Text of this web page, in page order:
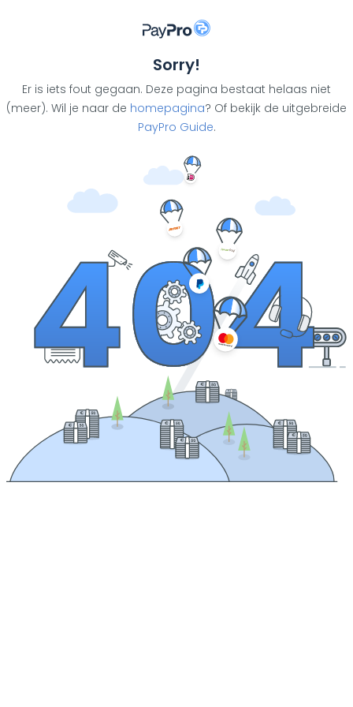
Sorry!
Er is iets fout gegaan. Deze pagina bestaat helaas niet
(meer). Wil je naar de homepagina? Of bekijk de uitgebreide
PayPro Guide.